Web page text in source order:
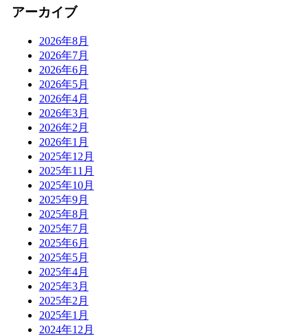
アーカイブ
2026年8月
2026年7月
2026年6月
2026年5月
2026年4月
2026年3月
2026年2月
2026年1月
2025年12月
2025年11月
2025年10月
2025年9月
2025年8月
2025年7月
2025年6月
2025年5月
2025年4月
2025年3月
2025年2月
2025年1月
2024年12月